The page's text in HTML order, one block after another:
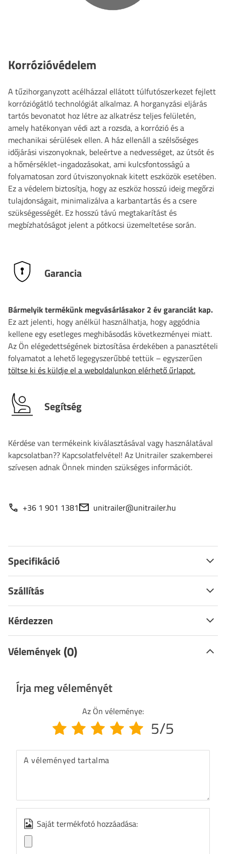
Korrózióvédelem
A tűzihorganyzott acélházzal ellátott túlfutószerkezet fejlett
korróziógátló technológiát alkalmaz. A horganyzási eljárás
tartós bevonatot hoz létre az alkatrész teljes felületén,
amely hatékonyan védi azt a rozsda, a korrózió és a
mechanikai sérülések ellen. A ház ellenáll a szélsőséges
időjárási viszonyoknak, beleértve a nedvességet, az útsót és
a hőmérséklet-ingadozásokat, ami kulcsfontosságú a
folyamatosan zord útviszonyoknak kitett eszközök esetében.
Ez a védelem biztosítja, hogy az eszköz hosszú ideig megőrzi
tulajdonságait, minimalizálva a karbantartás és a csere
szükségességét. Ez hosszú távú megtakarítást és
megbízhatóságot jelent a pótkocsi üzemeltetése során.
Garancia
Bármelyik termékünk megvásárlásakor 2 év garanciát kap.
Ez azt jelenti, hogy anélkül használhatja, hogy aggódnia
kellene egy esetleges meghibásodás következményei miatt.
Az Ön elégedettségének biztosítása érdekében a panasztételi
folyamatot a lehető legegyszerűbbé tettük – egyszerűen
töltse ki és küldje el a weboldalunkon elérhető űrlapot.
Segítség
Kérdése van termékeink kiválasztásával vagy használatával
kapcsolatban?? Kapcsolatfelvétel! Az Unitrailer szakemberei
szívesen adnak Önnek minden szükséges információt.
+36 1 901 1381 unitrailer@unitrailer.hu
Specifikáció
Szállítás
Kérdezzen
Vélemények (0)
Írja meg véleményét
Az Ön véleménye:
5/5
A véleményed tartalma
Saját termékfotó hozzáadása: